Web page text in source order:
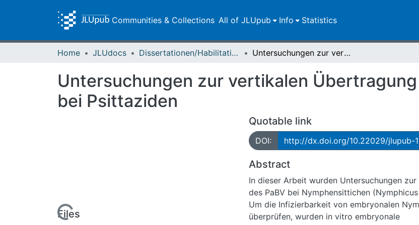
Communities & Collections All of JLUpub Info Statistics
Home JLUdocs Dissertationen/Habilitationen Untersuchungen zur vertikalen Übertragung des Parrot Bornavirus bei Psittaziden
Untersuchungen zur vertikalen
bei Psittaziden
Files
Quotable link
DOI: http://dx.doi.org/10.22029/jlupub-
Abstract
In dieser Arbeit wurden Untersuchungen
des PaBV bei Nymphensittichen
Um die Infizierbarkeit von embryonalen
überprüfen, wurden in vitro embryonale